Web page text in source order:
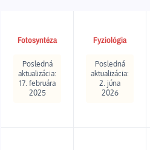
Fotosyntéza
Posledná
aktualizácia:
17. februára
2025
Fyziológia
Posledná
aktualizácia:
2. júna
2026